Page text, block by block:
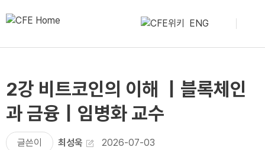
ENG
2강 비트코인의 이해 ｜블록체인
과 금융｜임병화 교수
글쓴이 최성욱 2026-07-03